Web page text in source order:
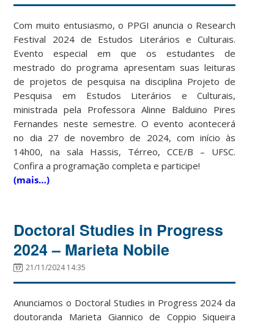
Com muito entusiasmo, o PPGI anuncia o Research
Festival 2024 de Estudos Literários e Culturais.
Evento especial em que os estudantes de
mestrado do programa apresentam suas leituras
de projetos de pesquisa na disciplina Projeto de
Pesquisa em Estudos Literários e Culturais,
ministrada pela Professora Alinne Balduino Pires
Fernandes neste semestre. O evento acontecerá
no dia 27 de novembro de 2024, com início às
14h00, na sala Hassis, Térreo, CCE/B – UFSC.
Confira a programação completa e participe!
(mais…)
Doctoral Studies in Progress
2024 – Marieta Nobile
21/11/2024 14:35
Anunciamos o Doctoral Studies in Progress 2024 da
doutoranda Marieta Giannico de Coppio Siqueira